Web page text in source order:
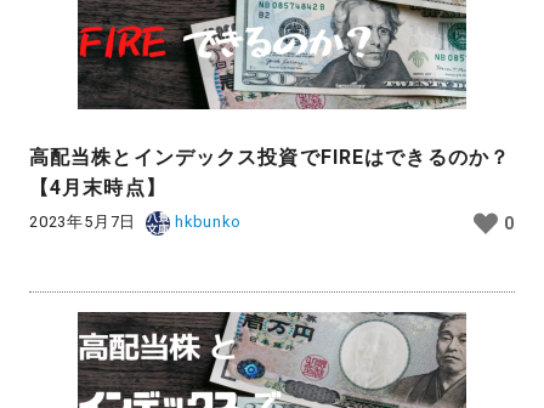
高配当株とインデックス投資でFIREはできるのか？
【4月末時点】
2023年5月7日 hkbunko 0